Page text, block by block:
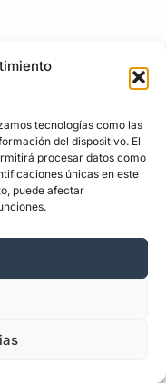
tecnologías como las
del dispositivo. El
procesar datos como
únicas en este
puede afectar